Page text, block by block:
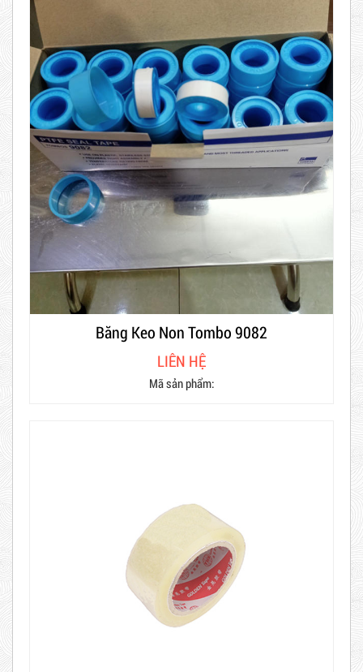
Băng Keo Non Tombo 9082
LIÊN HỆ
Mã sản phẩm: